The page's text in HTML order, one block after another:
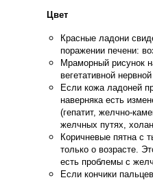
Цвет
Красные ладони
поражении печени:
Мраморный рисунок
вегетативной
Если кожа ладоней
наверняка есть
(гепатит, желчно-
желчных путях,
Коричневые пятна с
только о возрасте.
есть проблемы с
Если кончики